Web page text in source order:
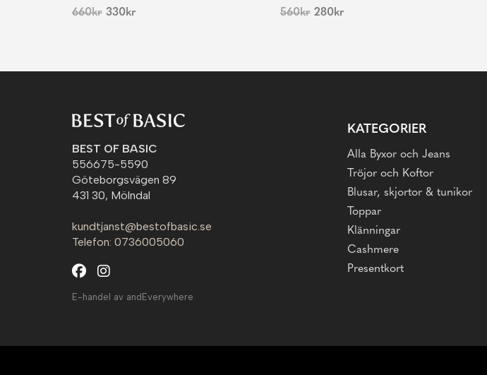
660kr 330kr
560kr 280kr
BEST OF BASIC
556675-5590
Göteborgsvägen 89
431 30, Mölndal
kundtjanst@bestofbasic.se
Telefon: 0736005060
E-handel av andEverywhere
KATEGORIER
Alla Byxor och Jeans
Tröjor och Koftor
Blusar, skjortor & tunikor
Toppar
Klänningar
Cashmere
Presentkort